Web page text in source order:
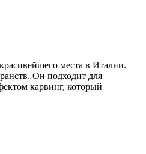
места в Италии.
Он подходит для
карвинг, который